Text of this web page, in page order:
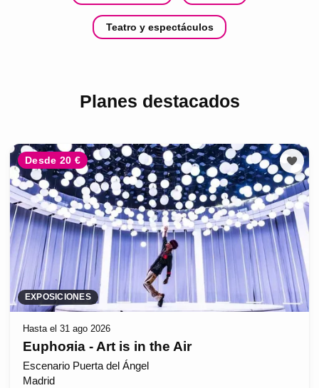
Teatro y espectáculos
Planes destacados
Desde 20 €
EXPOSICIONES
Hasta el 31 ago 2026
Euphoяia - Art is in the Air
Escenario Puerta del Ángel
Madrid